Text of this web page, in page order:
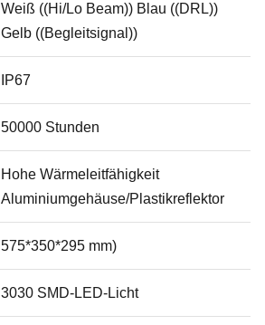
Weiß ((Hi/Lo Beam)) Blau ((DRL))
Gelb ((Begleitsignal))
IP67
50000 Stunden
Hohe Wärmeleitfähigkeit
Aluminiumgehäuse/Plastikreflektor
575*350*295 mm)
3030 SMD-LED-Licht